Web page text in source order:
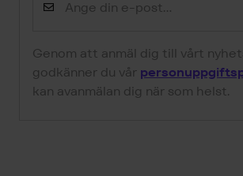
Genom att anmäl dig till vårt
godkänner du vår
kan avanmälan dig när som helst.